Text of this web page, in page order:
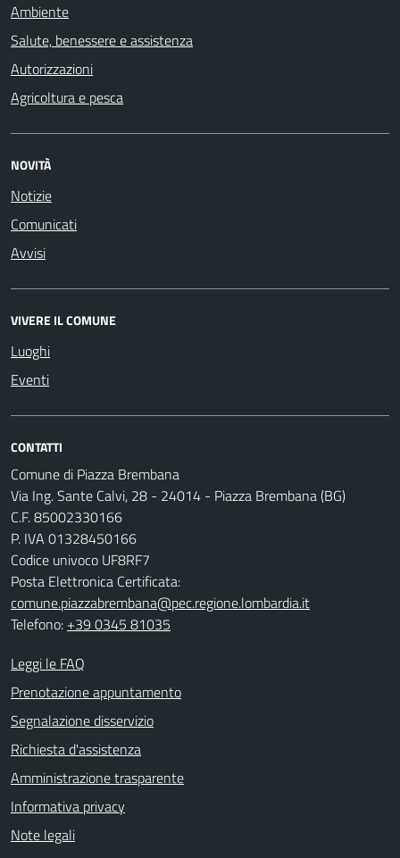
Ambiente
Salute, benessere e assistenza
Autorizzazioni
Agricoltura e pesca
NOVITÀ
Notizie
Comunicati
Avvisi
VIVERE IL COMUNE
Luoghi
Eventi
CONTATTI
Comune di Piazza Brembana
Via Ing. Sante Calvi, 28 - 24014 - Piazza Brembana (BG)
C.F. 85002330166
P. IVA 01328450166
Codice univoco UF8RF7
Posta Elettronica Certificata:
comune.piazzabrembana@pec.regione.lombardia.it
Telefono: +39 0345 81035
Leggi le FAQ
Prenotazione appuntamento
Segnalazione disservizio
Richiesta d'assistenza
Amministrazione trasparente
Informativa privacy
Note legali